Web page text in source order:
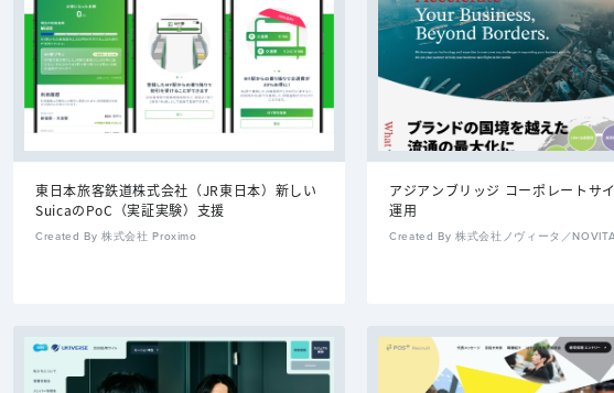
東日本旅客鉄道株式会社（JR東日本）新しい
SuicaのPoC（実証実験）支援
Created By 株式会社 Proximo
アジアンブリッジ コーポレートサ
運用
Created By 株式会社ノヴィータ／